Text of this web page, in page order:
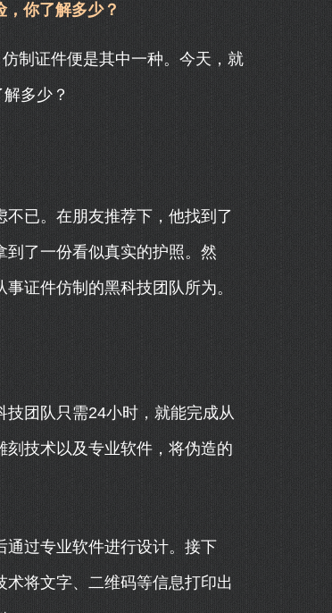
你了解多少？
制证件便是其中一种。今天，就
多少？
已。在朋友推荐下，他找到了
了一份看似真实的护照。然
证件仿制的黑科技团队所为。
团队只需24小时，就能完成从
技术以及专业软件，将伪造的
通过专业软件进行设计。接下
将文字、二维码等信息打印出